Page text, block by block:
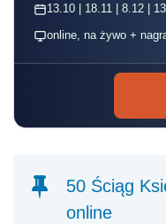
13.10 | 18.11 | 8.12 |
online, na żywo +
50 Ściąg
online